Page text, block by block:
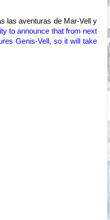
las aventuras de Mar-Vell y
to announce that from next
Genis-Vell, so it will take